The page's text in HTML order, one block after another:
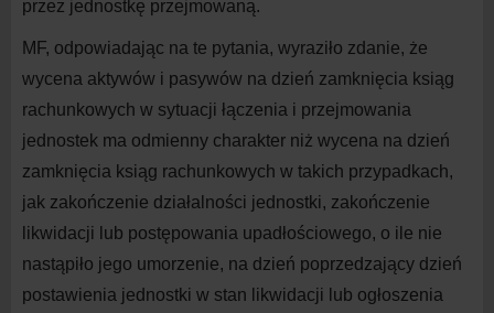
przez jednostkę przejmowaną.
MF, odpowiadając na te pytania, wyraziło zdanie, że
wycena aktywów i pasywów na dzień zamknięcia ksiąg
rachunkowych w sytuacji łączenia i przejmowania
jednostek ma odmienny charakter niż wycena na dzień
zamknięcia ksiąg rachunkowych w takich przypadkach,
jak zakończenie działalności jednostki, zakończenie
likwidacji lub postępowania upadłościowego, o ile nie
nastąpiło jego umorzenie, na dzień poprzedzający dzień
postawienia jednostki w stan likwidacji lub ogłoszenia